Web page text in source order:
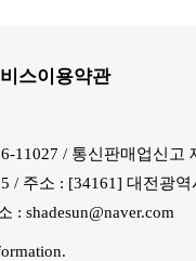
스이용약관
11027 / 통신판매업신고
/ 주소 : [34161] 대전광
: shadesun@naver.com